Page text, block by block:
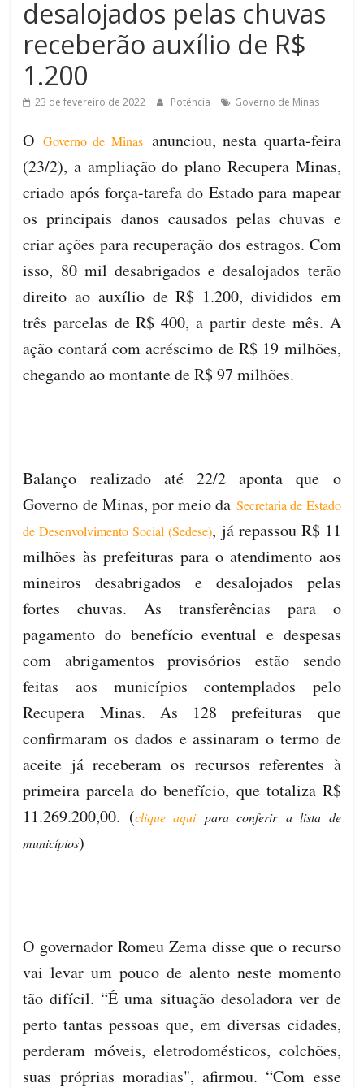
de
Minas
desalojados pelas chuvas
receberão auxílio de R$
1.200
23 de fevereiro de 2022 Potência Governo de Minas
O Governo de Minas anunciou, nesta quarta-feira
(23/2), a ampliação do plano Recupera Minas,
criado após força-tarefa do Estado para mapear
os principais danos causados pelas chuvas e
criar ações para recuperação dos estragos. Com
isso, 80 mil desabrigados e desalojados terão
direito ao auxílio de R$ 1.200, divididos em
três parcelas de R$ 400, a partir deste mês. A
ação contará com acréscimo de R$ 19 milhões,
chegando ao montante de R$ 97 milhões.
Balanço realizado até 22/2 aponta que o
Governo de Minas, por meio daSecretaria de Estado
de Desenvolvimento Social (Sedese), já repassou R$ 11
milhões às prefeituras para o atendimento aos
mineiros desabrigados e desalojados pelas
fortes chuvas. As transferências para o
pagamento do benefício eventual e despesas
com abrigamentos provisórios estão sendo
feitas aos municípios contemplados pelo
Recupera Minas. As 128 prefeituras que
confirmaram os dados e assinaram o termo de
aceite já receberam os recursos referentes à
primeira parcela do benefício, que totaliza R$
11.269.200,00. (clique aquipara conferir a lista de
municípios)
O governador Romeu Zema disse que o recurso
vai levar um pouco de alento neste momento
tão difícil. “É uma situação desoladora ver de
perto tantas pessoas que, em diversas cidades,
perderam móveis, eletrodomésticos, colchões,
suas próprias moradias", afirmou. “Com esse